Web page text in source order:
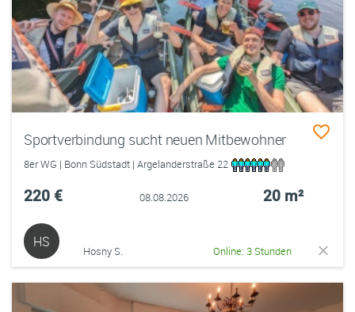
Sportverbindung sucht neuen Mitbewohner
8er WG | Bonn Südstadt | Argelanderstraße 22
220 € 08.08.2026 20 m²
HS
Hosny S. Online: 3 Stunden